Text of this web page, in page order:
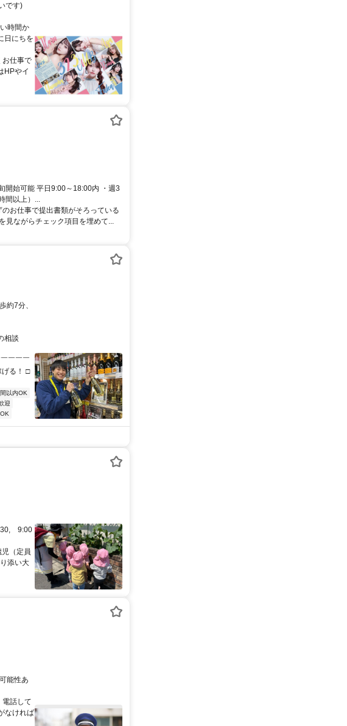
です)
時間か
日にちを
お仕事で
HPやイ
始可能 平日9:00～18:00内 ・週3
間以上）...
お仕事で提出書類がそろっている
見ながらチェック項目を埋めて...
約7分、
相談
￣￣￣
る！ □
以内OK
迎
9:00
（定員
添い大
能性あ
電話して
なければ